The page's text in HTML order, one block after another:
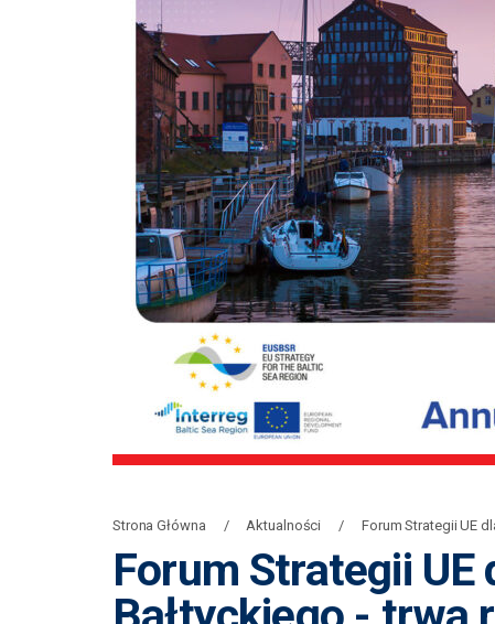
Strona Główna Aktualności Forum Strategii UE
Forum Strategii